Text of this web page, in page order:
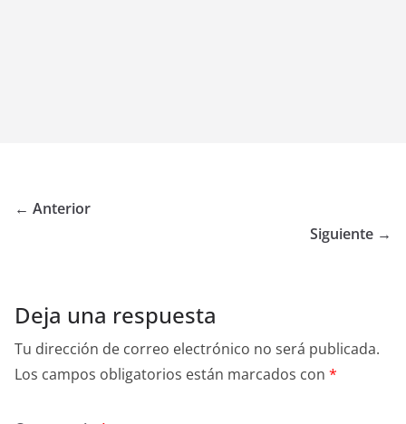
← Anterior
Siguiente →
Deja una respuesta
Tu dirección de correo electrónico no será publicada.
Los campos obligatorios están marcados con *